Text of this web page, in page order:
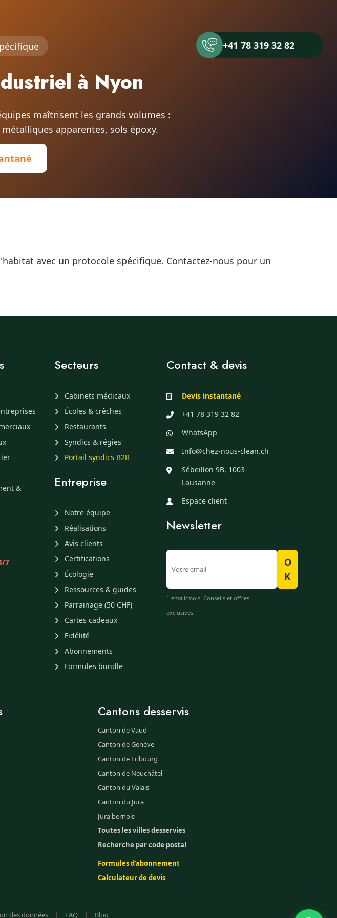
+41 78 319 32 82
à Nyon
maîtrisent les grands volumes :
apparentes, sols époxy.
avec un protocole spécifique. Contactez-nous pour un
&
7
Secteurs
Cabinets médicaux
Écoles & crèches
Restaurants
Syndics & régies
Portail syndics B2B
Entreprise
Notre équipe
Réalisations
Avis clients
Certifications
Écologie
Ressources & guides
Parrainage (50 CHF)
Cartes cadeaux
Fidélité
Abonnements
Formules bundle
Contact & devis
Devis instantané
+41 78 319 32 82
WhatsApp
Info@chez-nous-clean.ch
Sébeillon 9B, 1003
Lausanne
Espace client
Newsletter
O
K
1 email/mois. Conseils et offres
exclusives.
Cantons desservis
Canton de Vaud
Canton de Genève
Canton de Fribourg
Canton de Neuchâtel
Canton du Valais
Canton du Jura
Jura bernois
Toutes les villes desservies
Recherche par code postal
Formules d'abonnement
Calculateur de devis
des données | FAQ | Blog